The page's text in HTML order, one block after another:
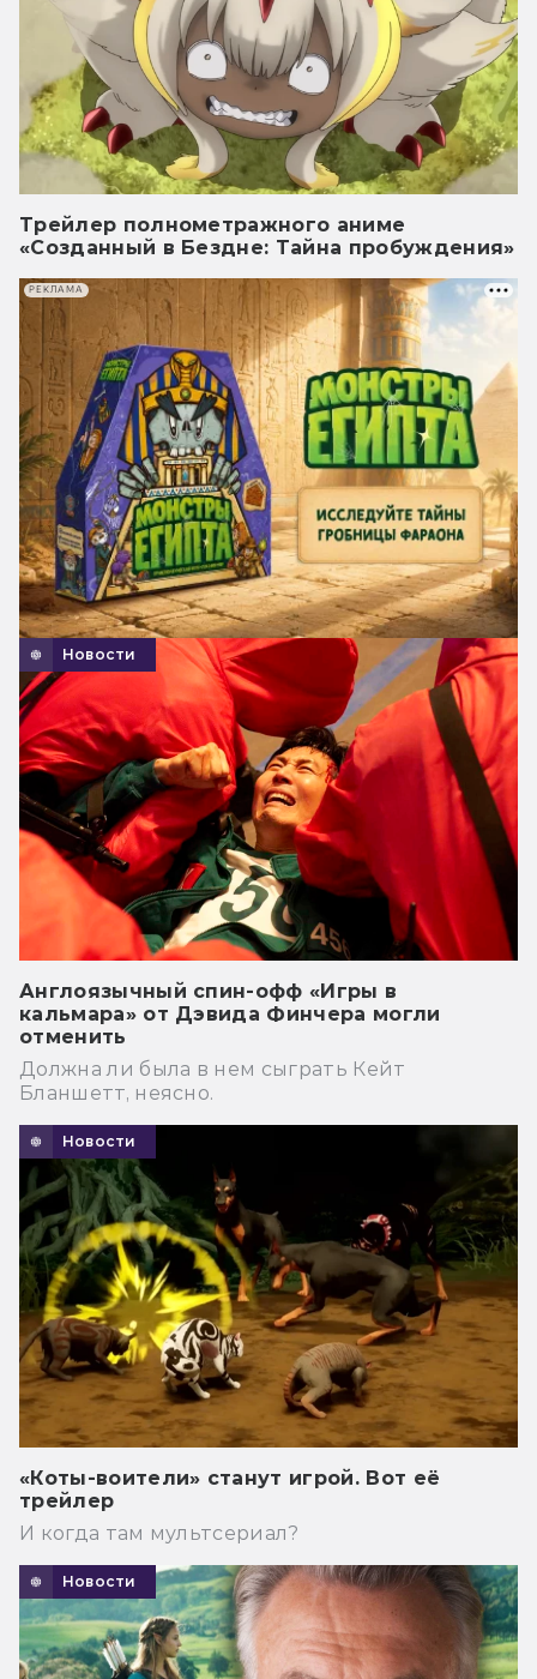
Трейлер полнометражного аниме
«Созданный в Бездне: Тайна пробуждения»
Новости
Англоязычный спин-офф «Игры в
кальмара» от Дэвида Финчера могли
отменить
Должна ли была в нем сыграть Кейт
Бланшетт, неясно.
Новости
«Коты-воители» станут игрой. Вот её
трейлер
И когда там мультсериал?
Новости
РЕКЛАМА